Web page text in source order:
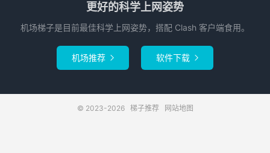
更好的科学上网姿势
机场梯子是目前最佳科学上网姿势，搭配 Clash 客户端食用。
机场推荐  软件下载 
© 2023-2026 梯子推荐 网站地图